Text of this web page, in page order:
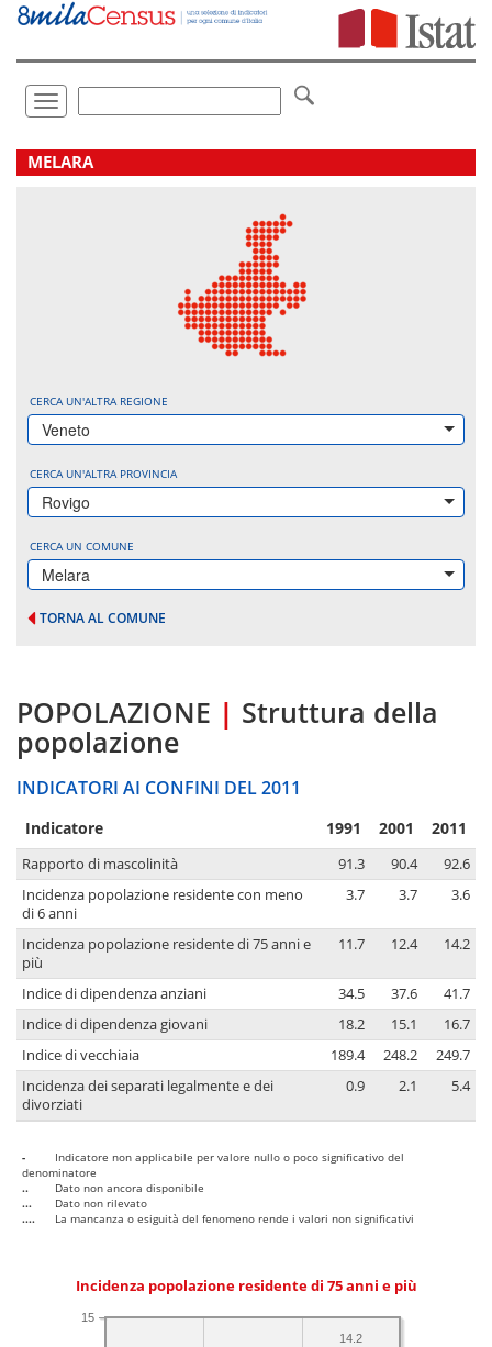
Vai
direttamente
Toggle
navigation
.
MELARA
CERCA UN'ALTRA REGIONE
Veneto
CERCA UN'ALTRA PROVINCIA
Rovigo
CERCA UN COMUNE
Melara
TORNA AL COMUNE
POPOLAZIONE | Struttura della
popolazione
INDICATORI AI CONFINI DEL 2011
Indicatore 1991 2001 2011
Rapporto di mascolinità 91.3 90.4
92.6
Incidenza popolazione residente con meno
di 6 anni
3.7 3.7 3.6
Incidenza popolazione residente di 75 anni e
più
11.7 12.4 14.2
Indice di dipendenza anziani 34.5 37.6
41.7
Indice di dipendenza giovani
18.2 15.1
16.7
Indice di vecchiaia
189.4 248.2
249.7
Incidenza dei separati legalmente e dei
divorziati
0.9 2.1 5.4
-
Indicatore non applicabile per valore nullo o poco significativo del
denominatore
..
Dato non ancora disponibile
...
Dato non rilevato
....
La mancanza o esiguità del fenomeno rende i valori non significativi
Incidenza popolazione residente di 75 anni e più
15
14.2